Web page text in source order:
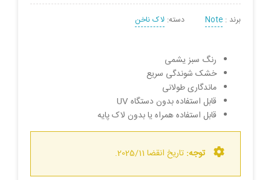
برند : Note دسته: لاک ناخن
رنگ سبز یشمی
خشک شوندگی سریع
ماندگاری طولانی
قابل استفاده بدون دستگاه UV
قابل استفاده همراه یا بدون لاک پایه
توجه: تاریخ انقضا 2025/11.